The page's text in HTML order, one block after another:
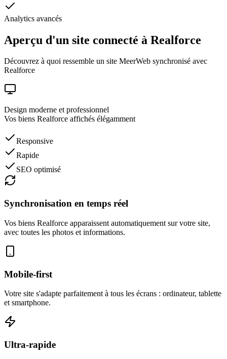
Analytics avancés
Aperçu d'un site connecté à Realforce
Découvrez à quoi ressemble un site MeerWeb synchronisé avec
Realforce
Design moderne et professionnel
Vos biens Realforce affichés élégamment
Responsive
Rapide
SEO optimisé
Synchronisation en temps réel
Vos biens Realforce apparaissent automatiquement sur votre site,
avec toutes les photos et informations.
Mobile-first
Votre site s'adapte parfaitement à tous les écrans : ordinateur, tablette
et smartphone.
Ultra-rapide